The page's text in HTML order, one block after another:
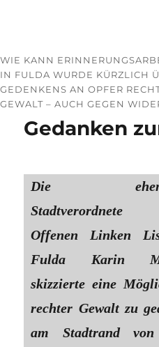
WIE KANN
IN FULDA WURDE KÜRZLICH
GEDENKENS AN OPFER
GEWALT – AUCH GEGEN
Gedanken
Die
Offenen Linken
Fulda Karin
skizzierte eine
rechter Gewalt zu
am Stadtrand